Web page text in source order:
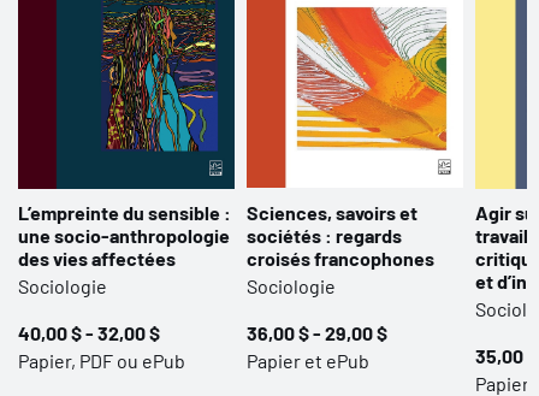
accompagnent le cinquième volume.
Avant-propos (extraits)
Le comité d’édition
L’empreinte du sensible :
une socio-anthropologie
des vies affectées
Sociologie
40,00 $ - 32,00 $
Papier, PDF ou ePub
Sciences, savoirs et
sociétés : regards
croisés francophones
Sociologie
36,00 $ - 29,00 $
Papier et ePub
Agir
travail
et
35,00
Papier,